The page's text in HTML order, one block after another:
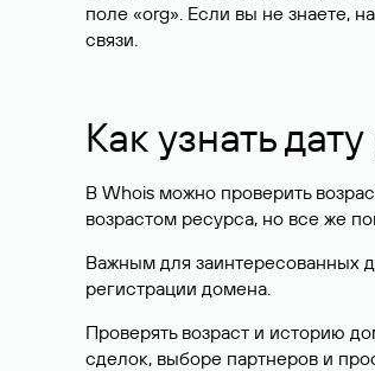
поле «org». Если вы не знаете,
связи.
Как узнать
В Whois можно проверить
возрастом ресурса, но все же
Важным для заинтересованных
регистрации домена.
Проверять возраст и историю
сделок, выборе партнеров и